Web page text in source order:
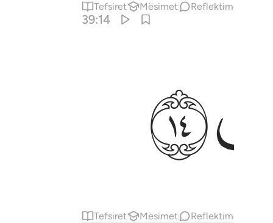
Tefsiret Mësimet Reflektime
39:14
ﱡ
Tefsiret Mësimet Reflektime